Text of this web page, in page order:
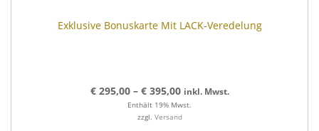
Exklusive Bonuskarte Mit LACK-Veredelung
€295,00 – €395,00 inkl. Mwst.
Enthält 19% Mwst.
zzgl. Versand